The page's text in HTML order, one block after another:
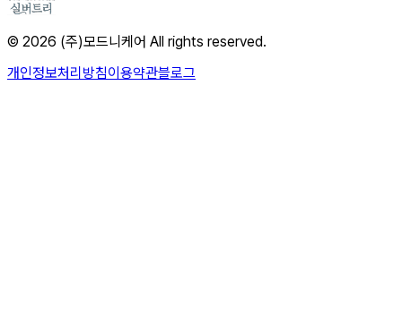
© 2026 (주)모드니케어 All rights reserved.
개인정보처리방침이용약관블로그